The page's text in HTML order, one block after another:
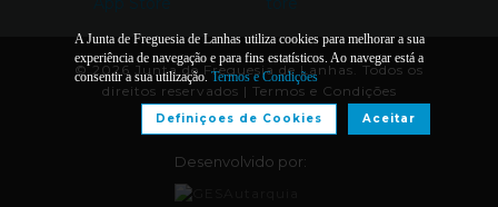
© 2026 Junta de Freguesia de Lanhas. Todos os
direitos reservados | Termos e Condições
Desenvolvido por:
A Junta de Freguesia de Lanhas utiliza cookies para melhorar a sua
experiência de navegação e para fins estatísticos. Ao navegar está a
consentir a sua utilização. Termos e Condições
Aceitar
Definiçoes de Cookies